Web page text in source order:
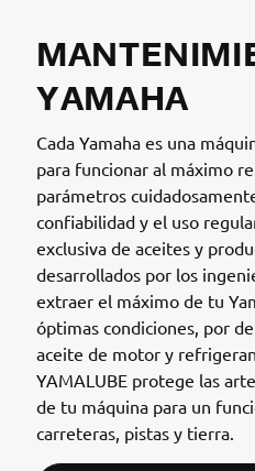
YAMAHA
Cada Yamaha es una
para funcionar al máximo
parámetros
confiabilidad y el uso
exclusiva de aceites y
desarrollados por los
extraer el máximo de tu
óptimas condiciones, por
aceite de motor y
YAMALUBE protege las
de tu máquina para un
carreteras, pistas y tierra.